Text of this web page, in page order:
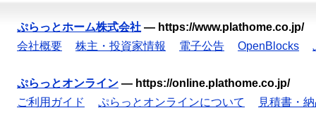
ぷらっとホーム株式会社 — https://www.plathome.co.jp/
会社概要
株主・投資家情報 電子公告 OpenBlocks
ぷらっとオンライン — https://online.plathome.co.jp/
ご利用ガイド
ぷらっとオンラインについて
見積書・